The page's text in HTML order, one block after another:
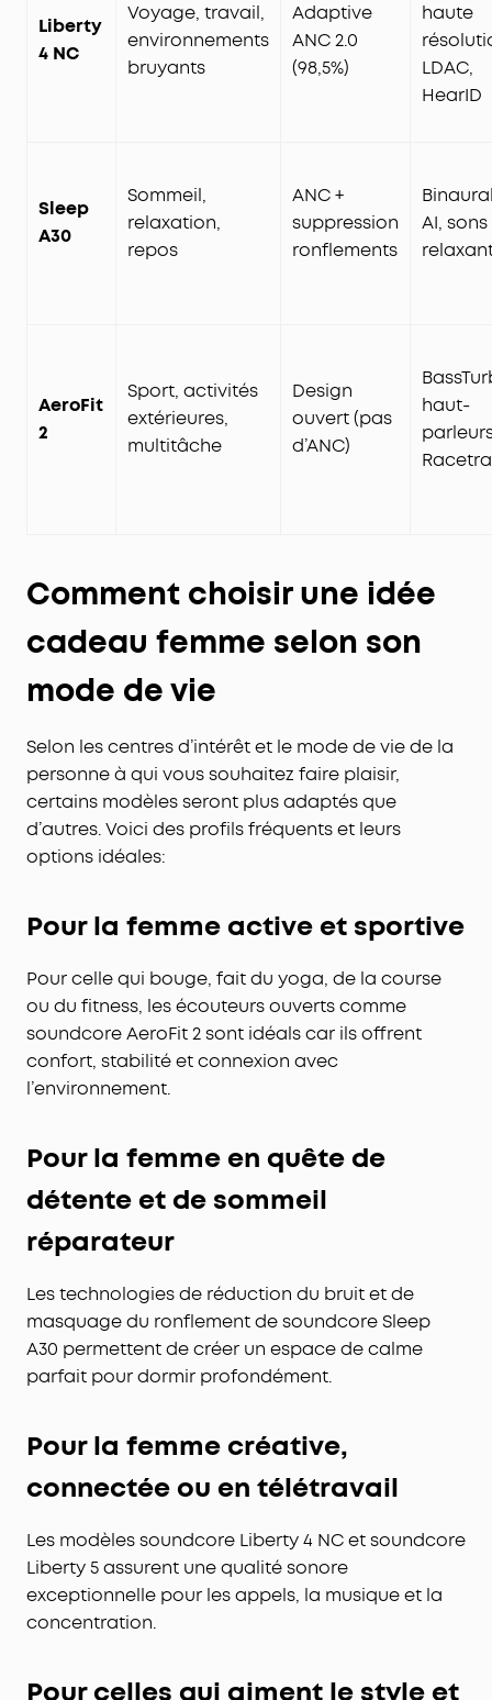
Liberty
4 NC
Voyage, travail,
environnements
bruyants
Adaptive
ANC 2.0
(98,5%)
haute
LDAC,
HearID
Sleep
A30
Sommeil,
relaxation,
repos
ANC +
suppression
ronflements
AI, sons
AeroFit
2
Sport, activités
extérieures,
multitâche
Design
ouvert (pas
d’ANC)
haut-
Comment choisir une idée
cadeau femme selon son
mode de vie
Selon les centres d’intérêt et le mode de vie de la
personne à qui vous souhaitez faire plaisir,
certains modèles seront plus adaptés que
d’autres. Voici des profils fréquents et leurs
options idéales:
Pour la femme active et sportive
Pour celle qui bouge, fait du yoga, de la course
ou du fitness, les écouteurs ouverts comme
soundcore AeroFit 2 sont idéals car ils offrent
confort, stabilité et connexion avec
l’environnement.
Pour la femme en quêtede
détente et de sommeil
réparateur
Les technologies de réduction du bruit et de
masquage du ronflement de soundcore Sleep
A30 permettent de créer un espace de calme
parfait pour dormir profondément.
Pour la femmecréative,
connectée ou en télétravail
Les modèles soundcore Liberty 4 NC et soundcore
Liberty 5 assurent une qualité sonore
exceptionnelle pour les appels, la musique et la
concentration.
Pour celles qui aiment le style et